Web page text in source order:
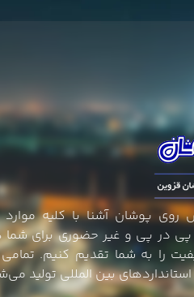
پوشان آشنا با کلیه موارد
پی در پی و غیر حضوری برای
را به شما تقدیم کنیم.
بین المللی تولید